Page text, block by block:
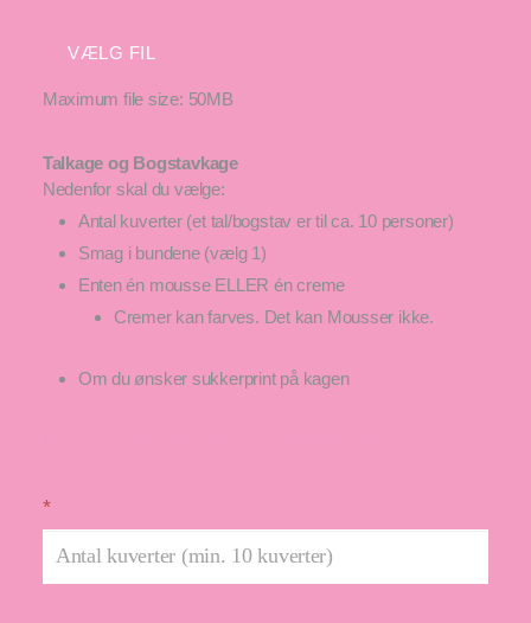
VÆLG FIL
Maximum file size: 50MB
Talkage og Bogstavkage
Nedenfor skal du vælge:
Antal kuverter (et tal/bogstav er til ca. 10 personer)
Smag i bundene (vælg 1)
Enten én mousse ELLER én creme
Cremer kan farves. Det kan Mousser ikke.
Om du ønsker sukkerprint på kagen
*